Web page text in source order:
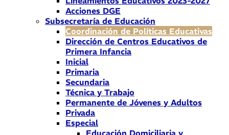
Acciones DGE
Subsecretaría de Educación
Coordinación de Políticas Educativas
Dirección de Centros Educativos de
Primera Infancia
Inicial
Primaria
Secundaria
Técnica y Trabajo
Permanente de Jóvenes y Adultos
Privada
Especial
Educación Domiciliaria y